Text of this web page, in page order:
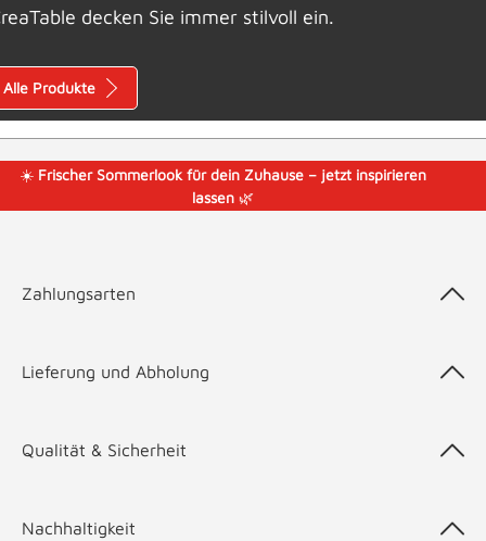
decken Sie immer stilvoll ein.
Alle Produkte
☀️ Frischer Sommerlook für dein Zuhause – jetzt inspirieren
lassen🌿
Zahlungsarten
Lieferung und Abholung
Qualität & Sicherheit
Nachhaltigkeit